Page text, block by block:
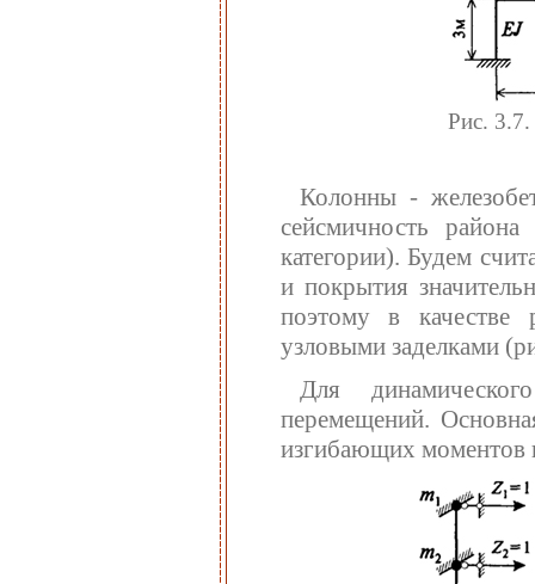
Рис. 3.7.
Колонны -
сейсмичность
категории). Будем
и покрытия
поэтому в качестве
узловыми заделками
Для
перемещений.
изгибающих моментов